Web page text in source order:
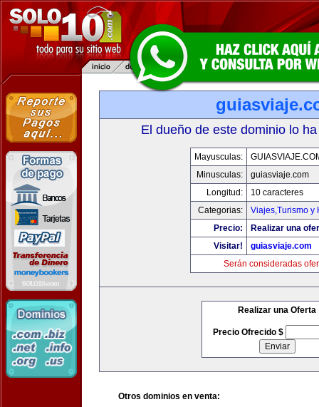
El dueño de este dominio lo
Mayusculas:
Minusculas:
guiasviaje.com
Longitud:
10 caracteres
Categorias:
Viajes,Turismo y
Precio:
Realizar una
Visitar!
guiasviaje.com
Serán consideradas
Realizar una Oferta
Precio Ofrecido $
Otros dominios en venta: